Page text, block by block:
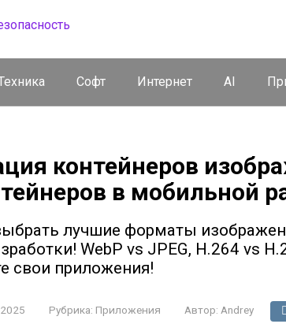
Софт Интернет AI
контейнеров
в мобильной
лучшие форматы
WebP vs JPEG, H.264 vs
свои приложения!
Рубрика: Приложения Автор: Andrey